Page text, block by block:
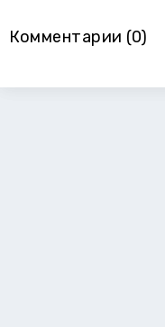
Комментарии (0)